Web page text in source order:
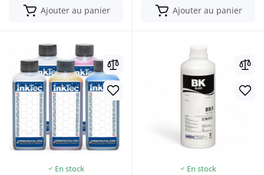
Ajouter au panier Ajouter au panier
En stock
En stock